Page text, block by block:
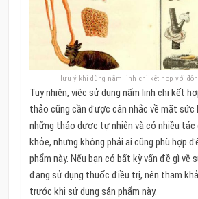
lưu ý khi dùng nấm linh chi kết hợp với
Tuy nhiên, việc sử dụng nấm linh chi kết
thảo cũng cần được cân nhắc về mặt sức
những thảo dược tự nhiên và có nhiều
khỏe, nhưng không phải ai cũng phù hợp
phẩm này. Nếu bạn có bất kỳ vấn đề gì về
đang sử dụng thuốc điều trị, nên tham
trước khi sử dụng sản phẩm này.